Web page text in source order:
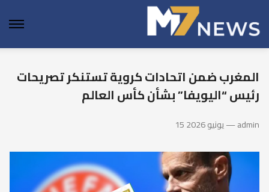
المغرب ضمن اتحادات كروية تستنكر تصريحات
رئيس “اليويفا” بشأن كأس العالم
15 يونيو 2026 — admin